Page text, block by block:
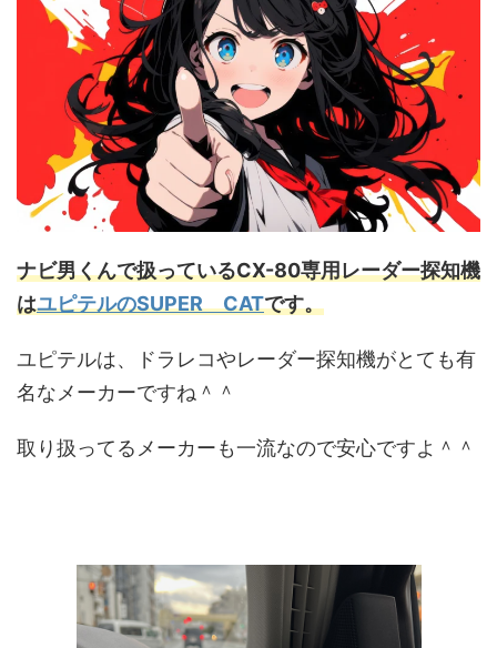
ナビ男くんで扱っているCX-80専用レーダー探知機
はユピテルのSUPER CATです。
ユピテルは、ドラレコやレーダー探知機がとても有
名なメーカーですね＾＾
取り扱ってるメーカーも一流なので安心ですよ＾＾